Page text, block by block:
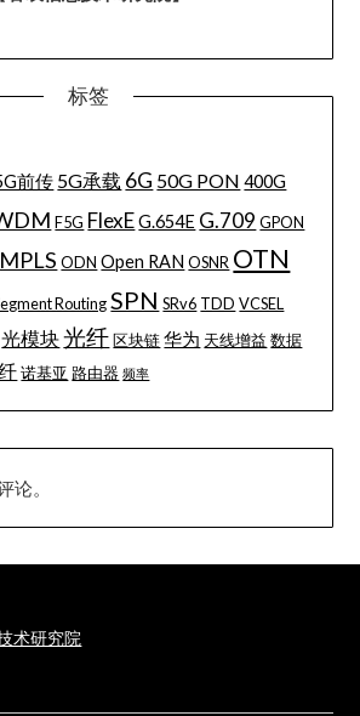
标签
前传 5G承载 6G 50G PON 400G
F5G FlexE G.654E G.709 GPON
MPLS ODN Open RAN OSNR OTN
Routing SPN SRv6 TDD VCSEL
光模块光纤 区块链 华为 天线增益 数据
诺基亚 路由器 频率
论。
术研究院